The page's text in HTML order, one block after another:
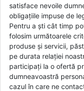
satisface nevoile
obligațiile impuse de
Pentru a ști cât timp
folosim următoarele
produse și servicii,
pe durata relației
participați la o ofertă
dumneavoastră
cazul în care ne